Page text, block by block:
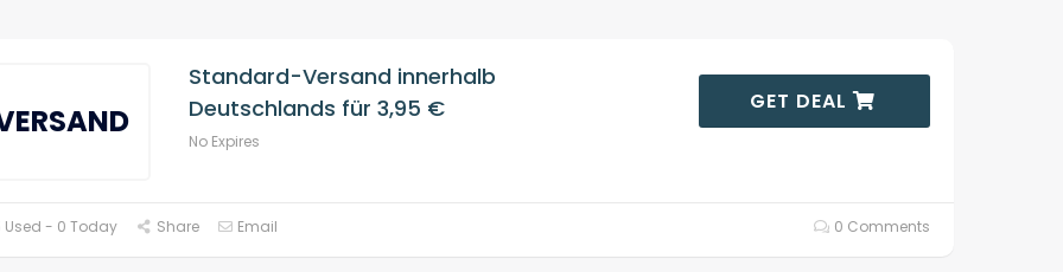
Standard-Versand innerhalb
Deutschlands für 3,95 €
No Expires
GET DEAL
Used - 0 Today Share Email 0 Comments